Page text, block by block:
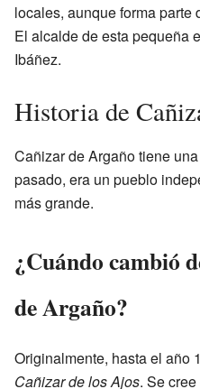
locales, aunque forma parte
El alcalde de esta pequeña
Ibáñez.
Historia de
Cañizar de Argaño tiene
pasado, era un pueblo
más grande.
¿Cuándo cambió
de Argaño?
Originalmente, hasta el año
Cañizar de los Ajos. Se